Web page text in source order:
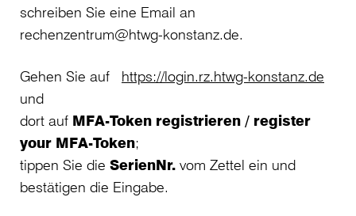
schreiben Sie eine Email an
rechenzentrum@htwg-konstanz.de.
Gehen Sie auf https://login.rz.htwg-konstanz.de
und
dort auf MFA-Token registrieren / register
your MFA-Token;
tippen Sie die SerienNr. vom Zettel ein und
bestätigen die Eingabe.